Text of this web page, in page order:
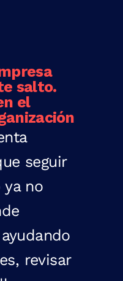
salto.
el
seguir
no
revisar